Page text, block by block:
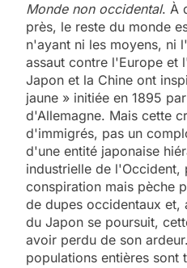
Monde non occidental. À
près, le reste du monde
n'ayant ni les moyens, ni
assaut contre l'Europe et
Japon et la Chine ont
jaune » initiée en 1895
d'Allemagne. Mais cette
d'immigrés, pas un
d'une entité japonaise
industrielle de l'Occident,
conspiration mais pèche
de dupes occidentaux et,
du Japon se poursuit,
avoir perdu de son
populations entières sont